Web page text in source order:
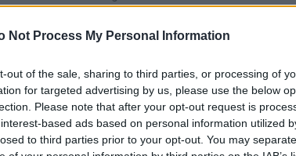
Not Process My Personal Information
out of the sale, sharing to third parties, or processing of
for targeted advertising by us, please use the below
Please note that after your opt-out request is
based ads based on personal information utilized
to third parties prior to your opt-out. You may
változó eredmények születtek.
Nano töltőállomás 59,99 dollárért
7 okoskarpernyő 39,99 dollárért
funkciókat, míg a Colman
főzőteljesítményt és kettős
a tesztelt termékek